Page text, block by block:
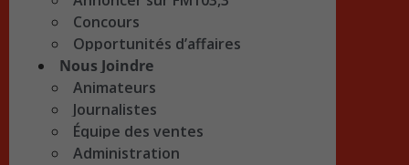
Concours
Opportunités d’affaires
Nous Joindre
Animateurs
Journalistes
Équipe des ventes
Administration